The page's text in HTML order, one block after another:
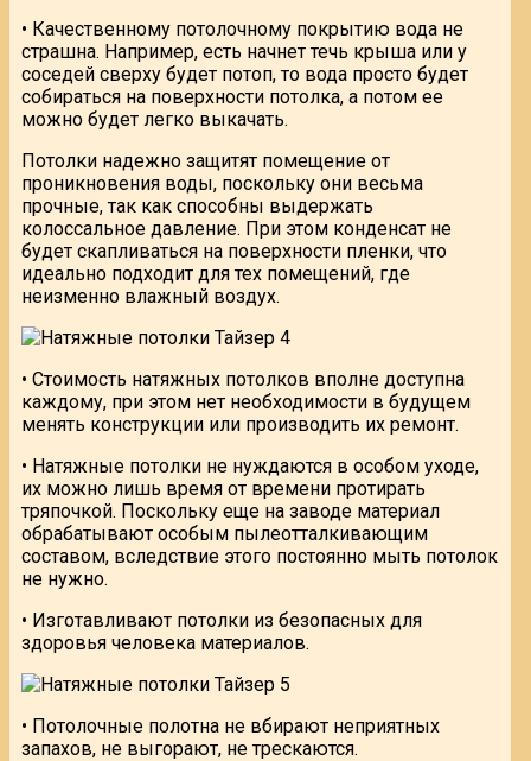
• Качественному потолочному покрытию вода не
страшна. Например, есть начнет течь крыша или у
соседей сверху будет потоп, то вода просто будет
собираться на поверхности потолка, а потом ее
можно будет легко выкачать.
Потолки надежно защитят помещение от
проникновения воды, поскольку они весьма
прочные, так как способны выдержать
колоссальное давление. При этом конденсат не
будет скапливаться на поверхности пленки, что
идеально подходит для тех помещений, где
неизменно влажный воздух.
• Стоимость натяжных потолков вполне доступна
каждому, при этом нет необходимости в будущем
менять конструкции или производить их ремонт.
• Натяжные потолки не нуждаются в особом уходе,
их можно лишь время от времени протирать
тряпочкой. Поскольку еще на заводе материал
обрабатывают особым пылеотталкивающим
составом, вследствие этого постоянно мыть потолок
не нужно.
• Изготавливают потолки из безопасных для
здоровья человека материалов.
• Потолочные полотна не вбирают неприятных
запахов, не выгорают, не трескаются.